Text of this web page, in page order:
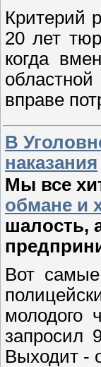
Критерий
20 лет
когда
вправе
В
наказания
Мы все
обмане и
шалость,
Вот
молодого
запросил
Выходит -